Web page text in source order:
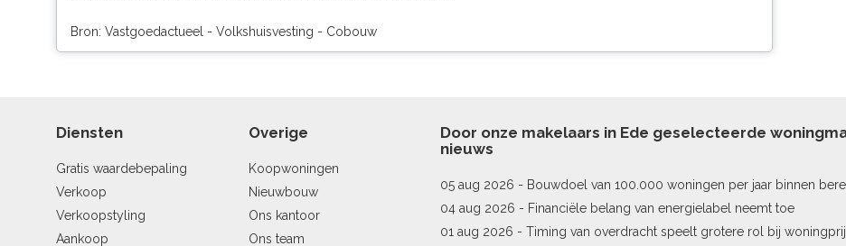
Bron: Vastgoedactueel - Volkshuisvesting - Cobouw
Diensten
Gratis waardebepaling
Verkoop
Verkoopstyling
Aankoop
Overige
Koopwoningen
Nieuwbouw
Ons kantoor
Ons team
Door onze makelaars in Ede geselecteerde
nieuws
05 aug 2026 - Bouwdoel van 100.000 woningen per jaar binnen
04 aug 2026 - Financiële belang van energielabel neemt toe
01 aug 2026 - Timing van overdracht speelt grotere rol bij